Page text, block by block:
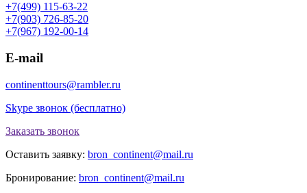
+7(499) 115-63-22
+7(903) 726-85-20
+7(967) 192-00-14
E-mail
continenttours@rambler.ru
Skype звонок (бесплатно)
Заказать звонок
Оставить заявку: bron_continent@mail.ru
Бронирование: bron_continent@mail.ru